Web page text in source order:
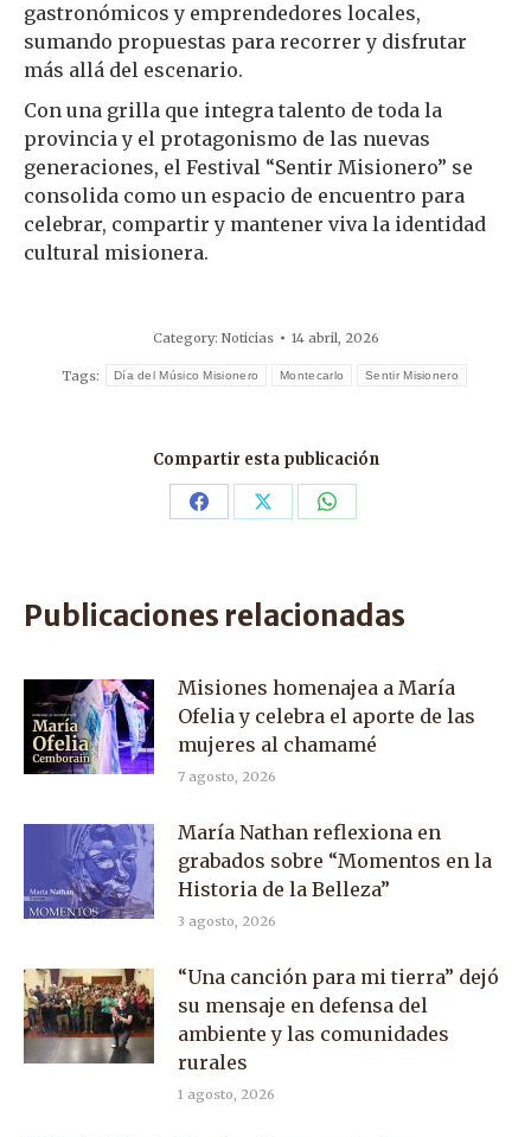
gastronómicos y emprendedores locales,
sumando propuestas para recorrer y disfrutar
más allá del escenario.
Con una grilla que integra talento de toda la
provincia y el protagonismo de las nuevas
generaciones, el Festival “Sentir Misionero” se
consolida como un espacio de encuentro para
celebrar, compartir y mantener viva la identidad
cultural misionera.
Category: Noticias 14 abril, 2026
Tags: Día del Músico Misionero Montecarlo Sentir Misionero
Compartir esta publicación
Share Share Share
Publicaciones relacionadas
Misiones homenajea a María
Ofelia y celebra el aporte de las
mujeres al chamamé
7 agosto, 2026
María Nathan reflexiona en
grabados sobre “Momentos en la
Historia de la Belleza”
3 agosto, 2026
“Una canción para mi tierra” dejó
su mensaje en defensa del
ambiente y las comunidades
rurales
1 agosto, 2026